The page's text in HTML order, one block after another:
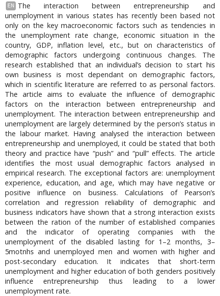
EN
The interaction between entrepreneurship and
unemployment in various states has recently been based not
only on the key macroeconomic factors such as tendencies in
the unemployment rate change, economic situation in the
country, GDP, inflation level, etc., but on characteristics of
demographic factors undergoing continuous changes. The
research established that an individual’s decision to start his
own business is most dependant on demographic factors,
which in scientific literature are referred to as personal factors.
The article aims to evaluate the influence of demographic
factors on the interaction between entrepreneurship and
unemployment. The interaction between entrepreneurship and
unemployment are largely determined by the person’s status in
the labour market. Having analysed the interaction between
entrepreneurship and unemployed, it could be stated that both
theory and practice have “push” and “pull” effects. The article
identifies the most usual demographic factors analysed in
empirical research. The exceptional factors are: unemployment
experience, education, and age, which may have negative or
positive influence on business. Calculations of Pearson’s
correlation and regression reliability of demographic and
business indicators have shown that a strong interaction exists
between the ration of the number of established companies
and the indicator of operating companies with the
unemployment of the disabled lasting for 1–2 months, 3–
5motnhs and unemployed men and women with higher and
post-secondary education. It indicates that short-term
unemployment and higher education of both genders positively
influence entrepreneurship thus leading to a lower
unemployment rate.